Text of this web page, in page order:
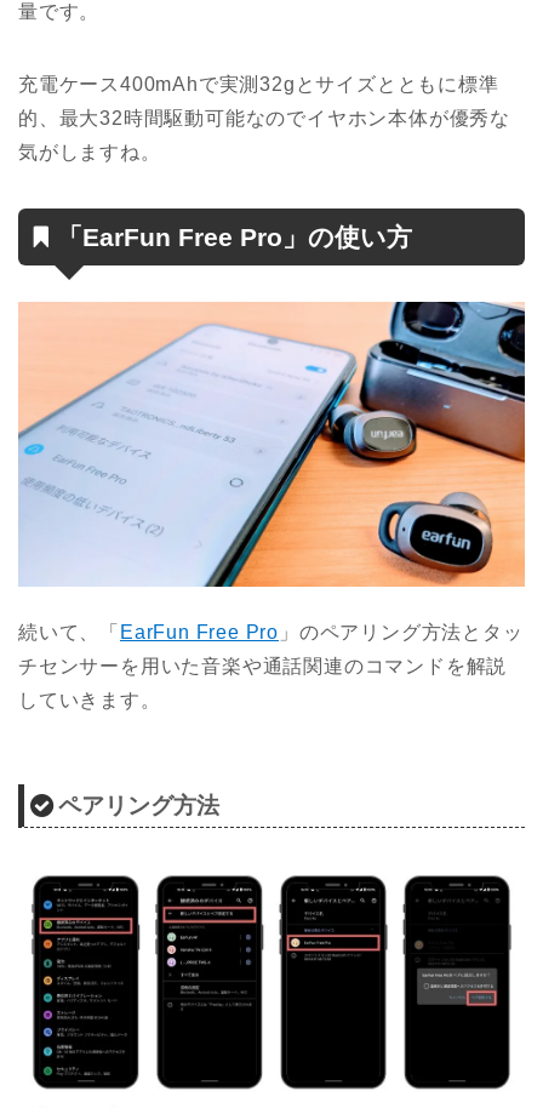
量です。
充電ケース400mAhで実測32gとサイズとともに標準
的、最大32時間駆動可能なのでイヤホン本体が優秀な
気がしますね。
「EarFun Free Pro」の使い方
続いて、「 EarFun Free Pro 」のペアリング方法とタッ
チセンサーを用いた音楽や通話関連のコマンドを解説
していきます。
ペアリング方法